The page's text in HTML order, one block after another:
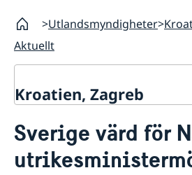
Utlandsmyndigheter
Aktuellt
Kroatien, Zagreb
Aktuellt
Om oss
Sverige värd för